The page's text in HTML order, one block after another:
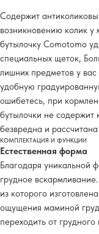
Содержит
возникновению колик
бутылочку Comotomo
специальных щеток,
лишних предметов у
удобную
ошибетесь, при
бутылочки не содержит
безвредна и
КОМПЛЕКТАЦИЯ И ФУНКЦИИ
Естественная форма
Благодаря уникальной
грудное
из которого
ощущения маминой
переходить от